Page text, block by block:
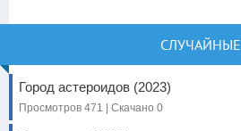
СЛУЧАЙНЫЕ
Город астероидов (2023)
Просмотров 471 | Скачано 0